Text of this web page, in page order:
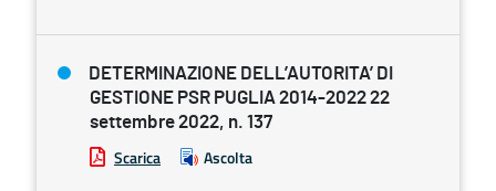
DETERMINAZIONE DELL’AUTORITA’ DI
GESTIONE PSR PUGLIA 2014-2022 22
settembre 2022, n. 137
Scarica Ascolta